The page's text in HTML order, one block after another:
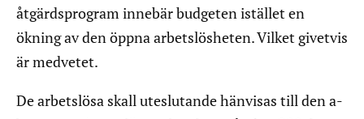
åtgärdsprogram innebär budgeten istället en
ökning av den öppna arbetslösheten. Vilket givetvis
är medvetet.
De arbetslösa skall uteslutande hänvisas till den a-